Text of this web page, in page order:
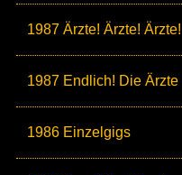
1987 Ärzte! Ärzte! Ärzte!
1987 Endlich! Die Ärzte
1986 Einzelgigs